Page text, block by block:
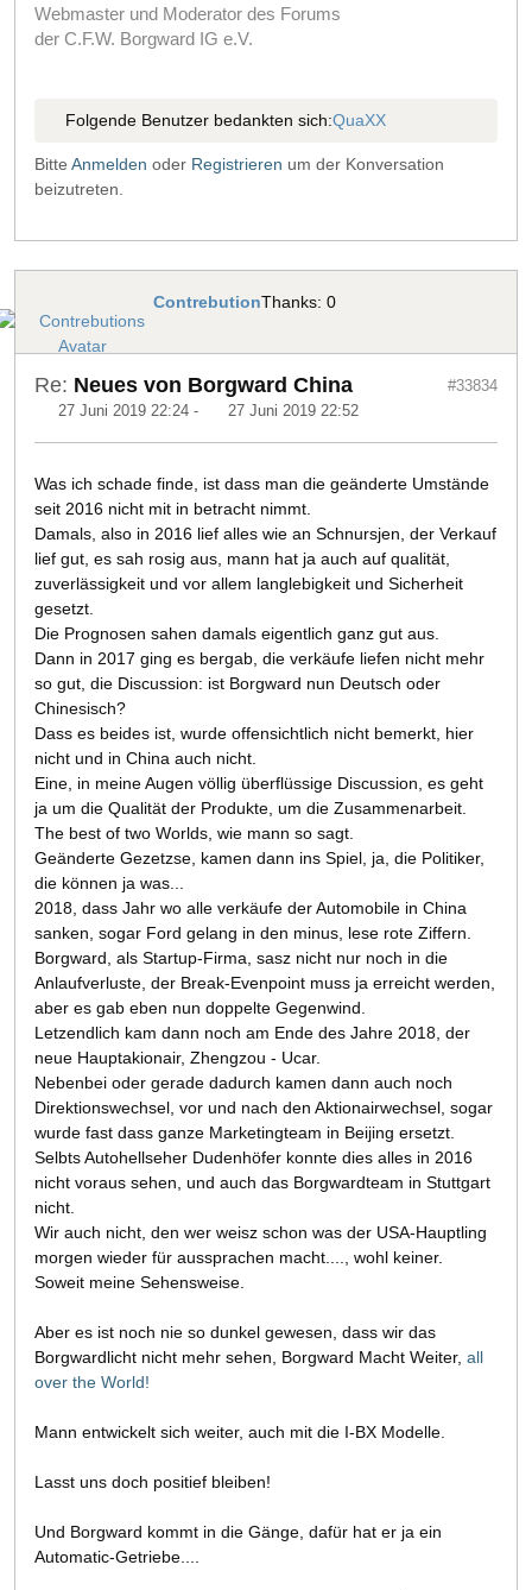
Webmaster und Moderator des Forums
der C.F.W. Borgward IG e.V.
Folgende Benutzer bedankten sich:QuaXX
Bitte Anmelden oder Registrieren um der Konversation
beizutreten.
ContrebutionThanks: 0
Re: Neues von Borgward China
27 Juni 2019 22:24 - 27 Juni 2019 22:52
#33834
Was ich schade finde, ist dass man die geänderte Umstände
seit 2016 nicht mit in betracht nimmt.
Damals, also in 2016 lief alles wie an Schnursjen, der Verkauf
lief gut, es sah rosig aus, mann hat ja auch auf qualität,
zuverlässigkeit und vor allem langlebigkeit und Sicherheit
gesetzt.
Die Prognosen sahen damals eigentlich ganz gut aus.
Dann in 2017 ging es bergab, die verkäufe liefen nicht mehr
so gut, die Discussion: ist Borgward nun Deutsch oder
Chinesisch?
Dass es beides ist, wurde offensichtlich nicht bemerkt, hier
nicht und in China auch nicht.
Eine, in meine Augen völlig überflüssige Discussion, es geht
ja um die Qualität der Produkte, um die Zusammenarbeit.
The best of two Worlds, wie mann so sagt.
Geänderte Gezetzse, kamen dann ins Spiel, ja, die Politiker,
die können ja was...
2018, dass Jahr wo alle verkäufe der Automobile in China
sanken, sogar Ford gelang in den minus, lese rote Ziffern.
Borgward, als Startup-Firma, sasz nicht nur noch in die
Anlaufverluste, der Break-Evenpoint muss ja erreicht werden,
aber es gab eben nun doppelte Gegenwind.
Letzendlich kam dann noch am Ende des Jahre 2018, der
neue Hauptakionair, Zhengzou - Ucar.
Nebenbei oder gerade dadurch kamen dann auch noch
Direktionswechsel, vor und nach den Aktionairwechsel, sogar
wurde fast dass ganze Marketingteam in Beijing ersetzt.
Selbts Autohellseher Dudenhöfer konnte dies alles in 2016
nicht voraus sehen, und auch das Borgwardteam in Stuttgart
nicht.
Wir auch nicht, den wer weisz schon was der USA-Hauptling
morgen wieder für aussprachen macht...., wohl keiner.
Soweit meine Sehensweise.
Aber es ist noch nie so dunkel gewesen, dass wir das
Borgwardlicht nicht mehr sehen, Borgward Macht Weiter, all
over the World!
Mann entwickelt sich weiter, auch mit die I-BX Modelle.
Lasst uns doch positief bleiben!
Und Borgward kommt in die Gänge, dafür hat er ja ein
Automatic-Getriebe....